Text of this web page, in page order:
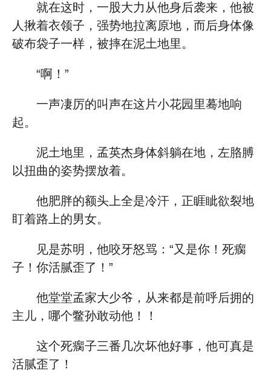
就在这时，一股大力从他身后袭来，他被
人揪着衣领子，强势地拉离原地，而后身体像
破布袋子一样，被摔在泥土地里。
“啊！”
一声凄厉的叫声在这片小花园里蓦地响
起。
泥土地里，孟英杰身体斜躺在地，左胳膊
以扭曲的姿势摆放着。
他肥胖的额头上全是冷汗，正睚眦欲裂地
盯着路上的男女。
见是苏明，他咬牙怒骂：“又是你！死瘸
子！你活腻歪了！”
他堂堂孟家大少爷，从来都是前呼后拥的
主儿，哪个鳖孙敢动他！！
这个死瘸子三番几次坏他好事，他可真是
活腻歪了！